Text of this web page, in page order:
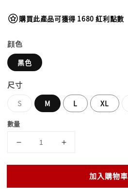
購買此產品可獲得 1680 紅利點數
顔色
黑色
尺寸
S M L XL
數量
加入購物車